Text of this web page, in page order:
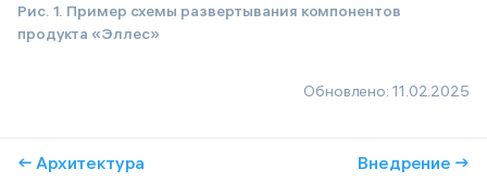
Рис. 1. Пример схемы развертывания компонентов
продукта «Эллес»
Обновлено: 11.02.2025
← Архитектура Внедрение →